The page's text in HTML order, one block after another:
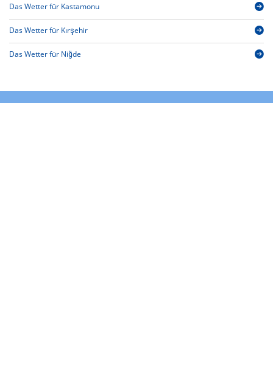
Das Wetter für Kastamonu
Das Wetter für Kırşehir
Das Wetter für Niğde